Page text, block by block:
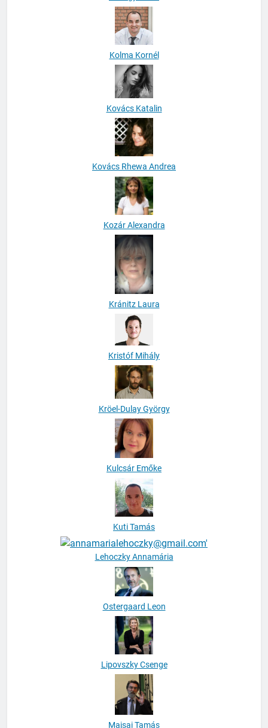
Kőhegyi Ilona
Kolma Kornél
Kovács Katalin
Kovács Rhewa Andrea
Kozár Alexandra
Kránitz Laura
Kristóf Mihály
Kröel-Dulay György
Kulcsár Emőke
Kuti Tamás
Lehoczky Annamária
Ostergaard Leon
Lipovszky Csenge